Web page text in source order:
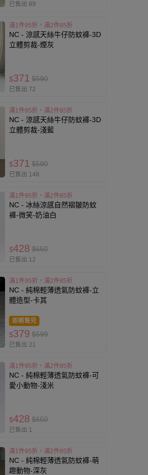
已售出 89
滿1件95折，滿2件85折
NC - 涼感天絲牛仔防蚊褲-3D
立體剪裁-煙灰
$371 $590
已售出 72
滿1件95折，滿2件85折
NC - 涼感天絲牛仔防蚊褲-3D
立體剪裁-淺藍
$371 $590
已售出 148
滿1件95折，滿2件85折
NC - 冰絲涼感自然褶皺防蚊
褲-微笑-奶油白
$428 $650
已售出 12
滿1件95折，滿2件85折
NC - 純棉輕薄透氣防蚊褲-立
體造型-卡其
即將售完
$379 $599
已售出 21
滿1件95折，滿2件85折
NC - 純棉輕薄透氣防蚊褲-可
愛小動物-淺米
$428 $650
已售出 1
滿1件95折，滿2件85折
NC - 純棉輕薄透氣防蚊褲-萌
趣動物-深灰